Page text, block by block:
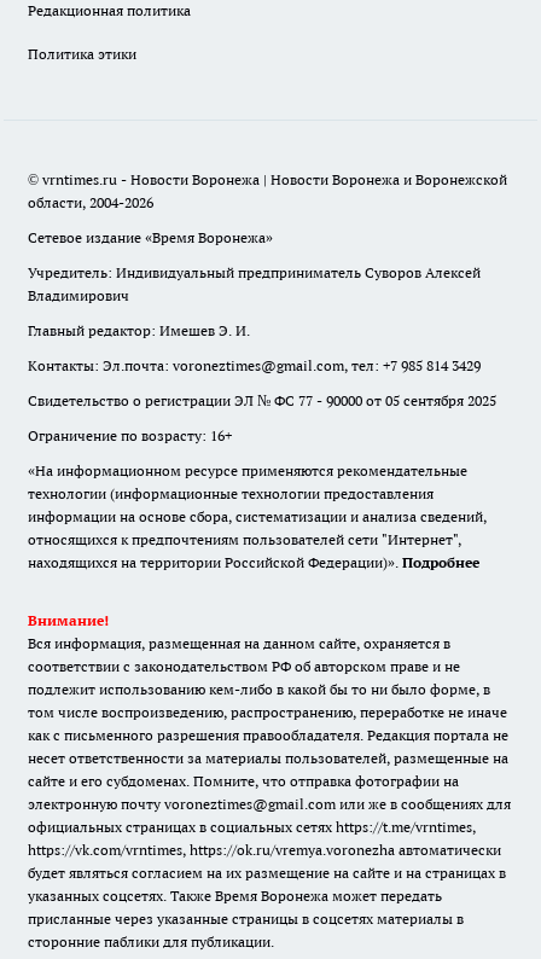
Редакционная политика
Политика этики
© vrntimes.ru - Новости Воронежа | Новости Воронежа и Воронежской
области, 2004-2026
Сетевое издание «Время Воронежа»
Учредитель: Индивидуальный предприниматель Суворов Алексей
Владимирович
Главный редактор: Имешев Э. И.
Контакты: Эл.почта: voroneztimes@gmail.com, тел: +7 985 814 3429
Свидетельство о регистрации ЭЛ № ФС 77 - 90000 от 05 сентября 2025
Ограничение по возрасту: 16+
«На информационном ресурсе применяются рекомендательные
технологии (информационные технологии предоставления
информации на основе сбора, систематизации и анализа сведений,
относящихся к предпочтениям пользователей сети "Интернет",
находящихся на территории Российской Федерации)». Подробнее
Внимание!
Вся информация, размещенная на данном сайте, охраняется в
соответствии с законодательством РФ об авторском праве и не
подлежит использованию кем-либо в какой бы то ни было форме, в
том числе воспроизведению, распространению, переработке не иначе
как с письменного разрешения правообладателя. Редакция портала не
несет ответственности за материалы пользователей, размещенные на
сайте и его субдоменах. Помните, что отправка фотографии на
электронную почту voroneztimes@gmail.com или же в сообщениях для
официальных страницах в социальных сетях https://t.me/vrntimes,
https://vk.com/vrntimes, https://ok.ru/vremya.voronezha автоматически
будет являться согласием на их размещение на сайте и на страницах в
указанных соцсетях. Также Время Воронежа может передать
присланные через указанные страницы в соцсетях материалы в
сторонние паблики для публикации.